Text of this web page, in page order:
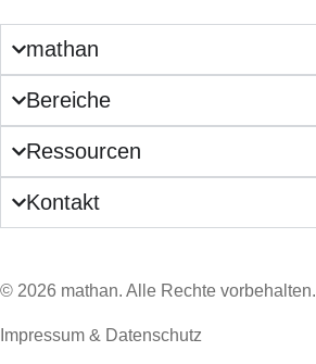
mathan
Bereiche
Ressourcen
Kontakt
© 2026 mathan. Alle Rechte vorbehalten.
Impressum & Datenschutz